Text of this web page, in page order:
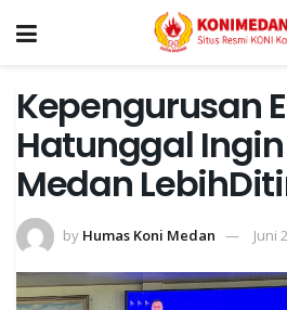
Kepengurusan
Hatunggal
Medan
by Humas Koni Medan Juni